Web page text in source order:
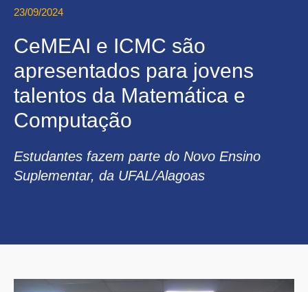
23/09/2024
CeMEAI e ICMC são
apresentados para jovens
talentos da Matemática e
Computação
Estudantes fazem parte do Novo Ensino
Suplementar, da UFAL/Alagoas